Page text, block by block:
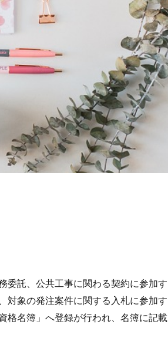
委託、公共工事に関わる契約に参加す
対象の発注案件に関する入札に参加す
格名簿」へ登録が行われ、名簿に記載